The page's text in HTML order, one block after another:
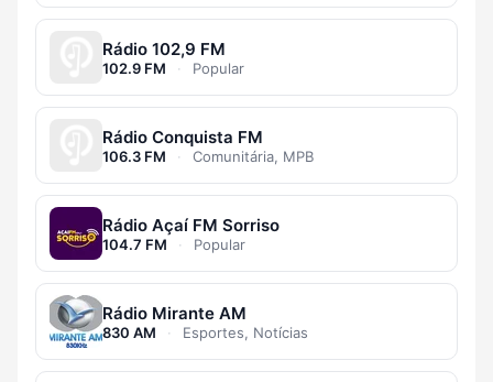
Rádio 102,9 FM
102.9 FM · Popular
Rádio Conquista FM
106.3 FM · Comunitária, MPB
Rádio Açaí FM Sorriso
104.7 FM · Popular
Rádio Mirante AM
830 AM · Esportes, Notícias